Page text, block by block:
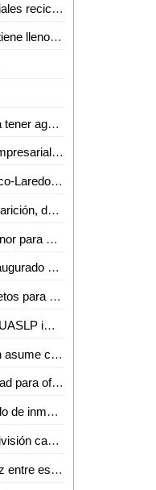
San Luis Potosí destaca por uso de materiales reciclados en procesos productivos: INEGI
¡La Huasteca no se detiene! Turismo mantiene llenos los parajes y alista otro verano inolvidable
Aplicaron programa "Apoyo a familias para tener agua"
Gobierno estatal fortalece la vinculación empresarial en el bajío
¡Vergüenza urbana! Terreno sobre el México-Laredo recibe basura a plena vista de todos
"Queremos a Zoé": A 11 años de su desaparición, denuncian omisiones y olvido en el caso
FENAPO solo requiere mantenimiento menor para estar lista en agosto: Seduvop
Puente de Valle de los Fantasmas será inaugurado el 25 de julio previo a la FENAPO 2026
Alertan por páginas falsas que venden boletos para conciertos de la FENAPO
"Del huerto a la mesa": Agenda Ambiental UASLP imparte talleres de sustentabilidad y alimentación consciente
Nueva titular de la secretaría de educación asume con responsabilidad y compromiso
Avanza digitalización de catastro en Soledad para ofrecer trámites más rápidos a la ciudadanía
Socavón en puente de Soledad fue atendido de inmediato y no representa riesgo: SEDUVOP
Edwin cumple un nuevo sueño junto a la división caminos de la Guardia Civil estatal
Guardia Civil estatal impulsa cultura de paz entre estudiantes de la huasteca